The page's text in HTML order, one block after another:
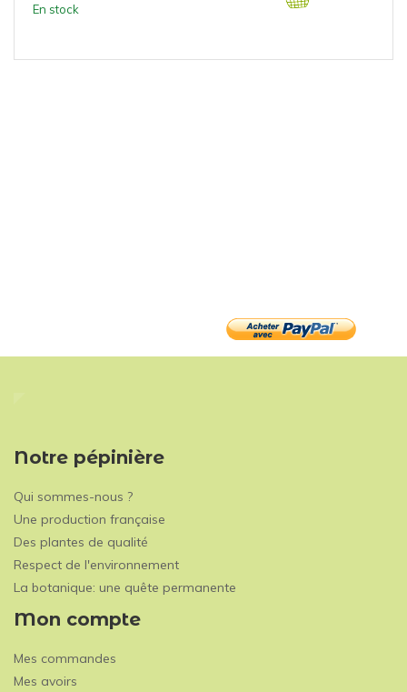
En stock
Notre pépinière
Qui sommes-nous ?
Une production française
Des plantes de qualité
Respect de l'environnement
La botanique: une quête permanente
Mon compte
Mes commandes
Mes avoirs